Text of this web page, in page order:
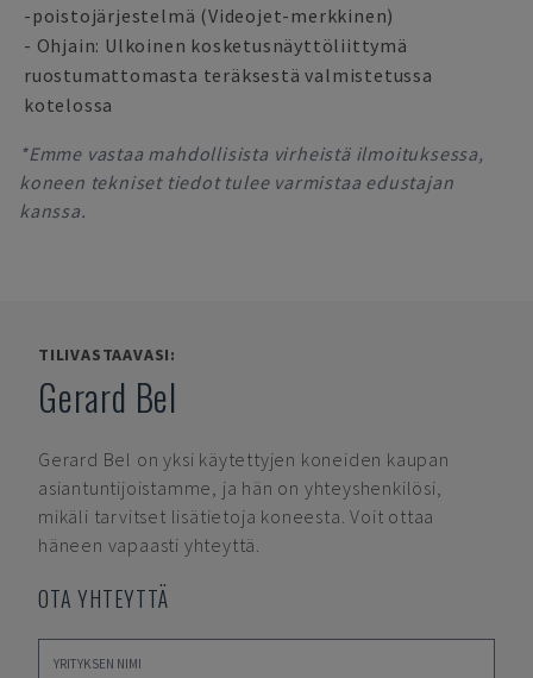
-poistojärjestelmä (Videojet-merkkinen)
- Ohjain: Ulkoinen kosketusnäyttöliittymä
ruostumattomasta teräksestä valmistetussa
kotelossa
*Emme vastaa mahdollisista virheistä ilmoituksessa,
koneen tekniset tiedot tulee varmistaa edustajan
kanssa.
TILIVASTAAVASI:
Gerard Bel
Gerard Bel on yksi käytettyjen koneiden kaupan
asiantuntijoistamme, ja hän on yhteyshenkilösi,
mikäli tarvitset lisätietoja koneesta. Voit ottaa
häneen vapaasti yhteyttä.
OTA YHTEYTTÄ